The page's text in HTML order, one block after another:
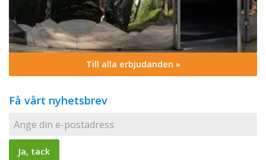
Till alla erbjudanden »
Få vårt nyhetsbrev